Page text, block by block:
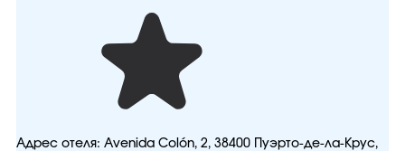
Адрес отеля: Avenida Colón, 2, 38400 Пуэрто-де-ла-Крус,